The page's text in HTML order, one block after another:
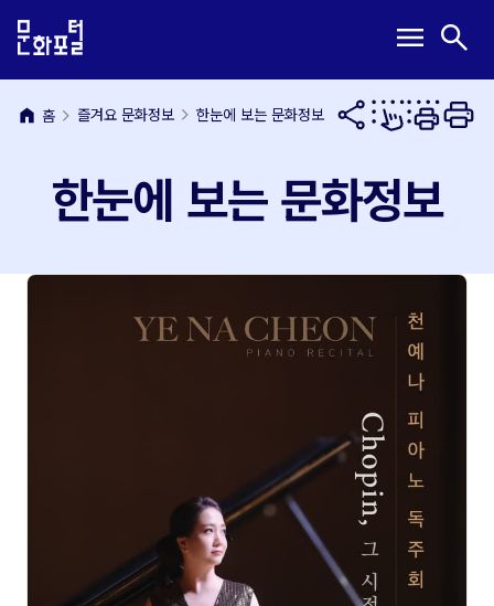
문
내
용
메
뉴
바
메
열
기
menu 검
열
기
search
home 홈 즐겨요 문화정보 한눈에 보는 문화정보
한눈에 보는 문화정보